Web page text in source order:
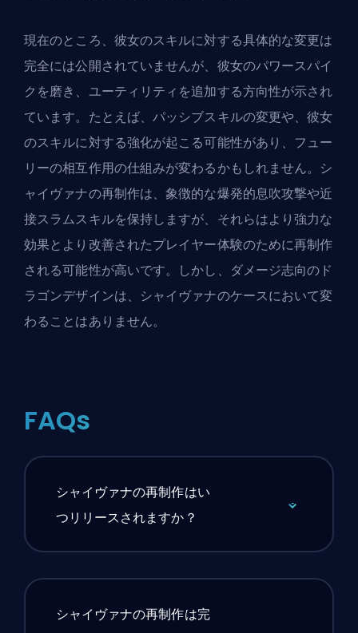
現在のところ、彼女のスキルに対する具体的な変更は
完全には公開されていませんが、彼女のパワースパイ
クを磨き、ユーティリティを追加する方向性が示され
ています。たとえば、パッシブスキルの変更や、彼女
のスキルに対する強化が起こる可能性があり、フュー
リーの相互作用の仕組みが変わるかもしれません。シ
ャイヴァナの再制作は、象徴的な爆発的息吹攻撃や近
接スラムスキルを保持しますが、それらはより強力な
効果とより改善されたプレイヤー体験のために再制作
される可能性が高いです。しかし、ダメージ志向のド
ラゴンデザインは、シャイヴァナのケースにおいて変
わることはありません。
FAQs
シャイヴァナの再制作はい
つリリースされますか？
シャイヴァナの再制作は完